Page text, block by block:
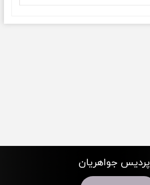
پردیس جواهریان